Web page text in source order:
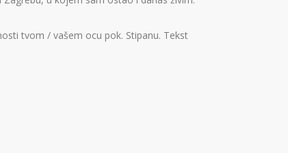
tvom / vašem ocu pok. Stipanu. Tekst